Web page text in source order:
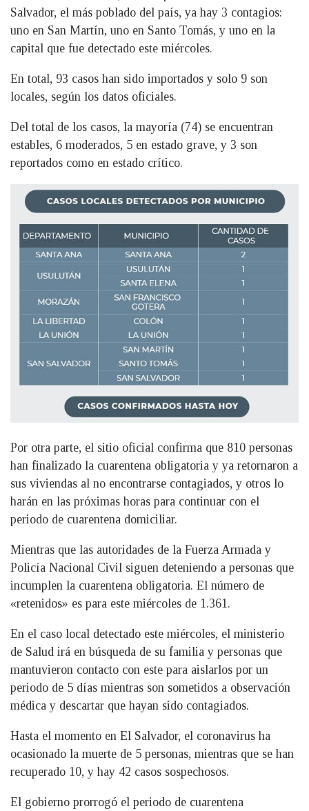
Salvador, el más poblado del país, ya hay 3 contagios:
uno en San Martín, uno en Santo Tomás, y uno en la
capital que fue detectado este miércoles.
En total, 93 casos han sido importados y solo 9 son
locales, según los datos oficiales.
Del total de los casos, la mayoría (74) se encuentran
estables, 6 moderados, 5 en estado grave, y 3 son
reportados como en estado crítico.
Por otra parte, el sitio oficial confirma que 810 personas
han finalizado la cuarentena obligatoria y ya retornaron a
sus viviendas al no encontrarse contagiados, y otros lo
harán en las próximas horas para continuar con el
periodo de cuarentena domiciliar.
Mientras que las autoridades de la Fuerza Armada y
Policía Nacional Civil siguen deteniendo a personas que
incumplen la cuarentena obligatoria. El número de
«retenidos» es para este miércoles de 1.361.
En el caso local detectado este miércoles, el ministerio
de Salud irá en búsqueda de su familia y personas que
mantuvieron contacto con este para aislarlos por un
periodo de 5 días mientras son sometidos a observación
médica y descartar que hayan sido contagiados.
Hasta el momento en El Salvador, el coronavirus ha
ocasionado la muerte de 5 personas, mientras que se han
recuperado 10, y hay 42 casos sospechosos.
El gobierno prorrogó el periodo de cuarentena